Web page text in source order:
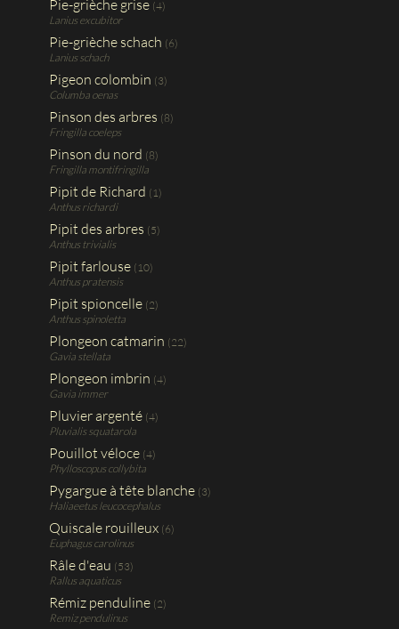
Pie-grièche grise (4)
Lanius excubitor
Pie-grièche schach (6)
Lanius schach
Pigeon colombin (3)
Columba oenas
Pinson des arbres (8)
Fringilla coeleps
Pinson du nord (8)
Fringilla montifringilla
Pipit de Richard (1)
Anthus richardi
Pipit des arbres (5)
Anthus trivialis
Pipit farlouse (10)
Anthus pratensis
Pipit spioncelle (2)
Anthus spinoletta
Plongeon catmarin (22)
Gavia stellata
Plongeon imbrin (4)
Gavia immer
Pluvier argenté (4)
Pluvialis squatarola
Pouillot véloce (4)
Phylloscopus collybita
Pygargue à tête blanche (3)
Haliaeetus leucocephalus
Quiscale rouilleux (6)
Euphagus carolinus
Râle d'eau (53)
Rallus aquaticus
Rémiz penduline (2)
Remiz pendulinus